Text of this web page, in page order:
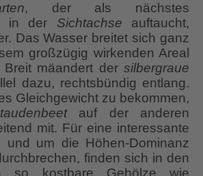
, der als nächstes
in der Sichtachse auftaucht,
Das Wasser breitet sich ganz
großzügig wirkenden Areal
Breit mäandert der silbergraue
dazu, rechtsbündig entlang.
Gleichgewicht zu bekommen,
auf der anderen
mit. Für eine interessante
und um die Höhen-Dominanz
finden sich in den
so kostbare Gehölze wie